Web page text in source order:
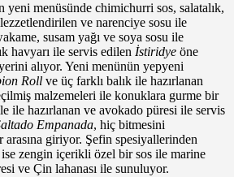
yeni menüsünde chimichurri sos, salatalık,
ve narenciye sosu ile
susam yağı ve soya sosu ile
havyarı ile servis edilen İstiridye öne
alıyor. Yeni menünün yepyeni
Roll ve üç farklı balık ile hazırlanan
malzemeleri ile konuklara gurme bir
ile hazırlanan ve avokado püresi ile servis
Empanada, hiç bitmesini
arasına giriyor. Şefin spesiyallerinden
zengin içerikli özel bir sos ile marine
ve Çin lahanası ile sunuluyor.